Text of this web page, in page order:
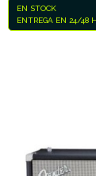
EN STOCK
ENTREGA EN 24/48